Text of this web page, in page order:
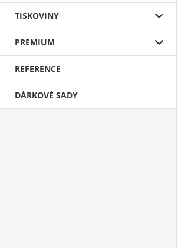
TISKOVINY
PREMIUM
REFERENCE
DÁRKOVÉ SADY